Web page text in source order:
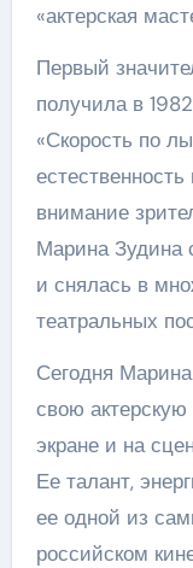
«актерская
Первый
получила в
«Скорость по
внимание
Марина Зудина
и снялась в
театральных
Сегодня
свою
экране и на
Ее талант,
ее одной из
российском